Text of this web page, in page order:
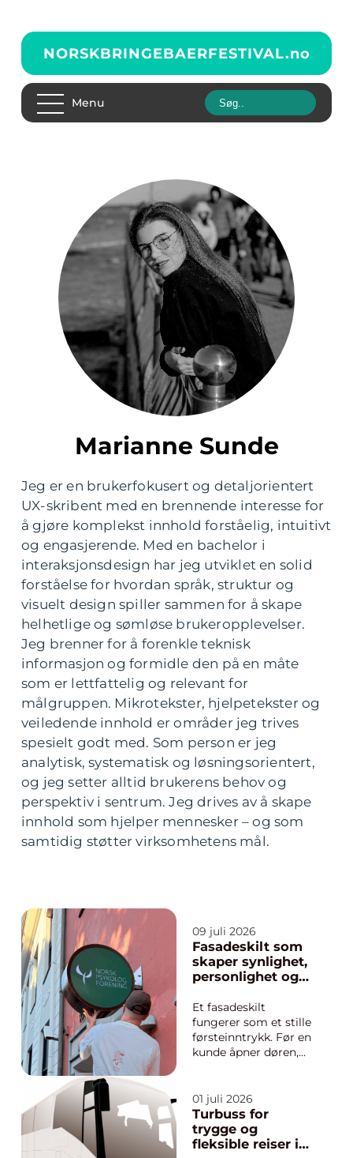
NORSKBRINGEBAERFESTIVAL.no
Menu
Marianne Sunde
Jeg er en brukerfokusert og detaljorientert
UX-skribent med en brennende interesse for
å gjøre komplekst innhold forståelig, intuitivt
og engasjerende. Med en bachelor i
interaksjonsdesign har jeg utviklet en solid
forståelse for hvordan språk, struktur og
visuelt design spiller sammen for å skape
helhetlige og sømløse brukeropplevelser.
Jeg brenner for å forenkle teknisk
informasjon og formidle den på en måte
som er lettfattelig og relevant for
målgruppen. Mikrotekster, hjelpetekster og
veiledende innhold er områder jeg trives
spesielt godt med. Som person er jeg
analytisk, systematisk og løsningsorientert,
og jeg setter alltid brukerens behov og
perspektiv i sentrum. Jeg drives av å skape
innhold som hjelper mennesker – og som
samtidig støtter virksomhetens mål.
09 juli 2026
Fasadeskilt som
skaper synlighet,
personlighet og
Et fasadeskilt
fungerer som et stille
førsteinntrykk. Før en
kunde åpner døren,
basert på byggets
ytre. Et godt utformet
skilt kan gjøre
forskjellen mellom å
01 juli 2026
Turbuss for
trygge og
fleksible reiser i